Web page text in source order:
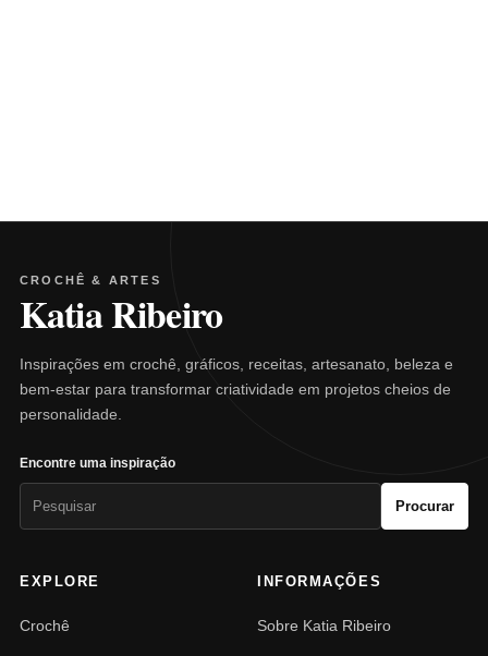
CROCHÊ & ARTES
Katia Ribeiro
Inspirações em crochê, gráficos, receitas, artesanato, beleza e
bem-estar para transformar criatividade em projetos cheios de
personalidade.
Encontre uma inspiração
Procurar
EXPLORE
Crochê
INFORMAÇÕES
Sobre Katia Ribeiro